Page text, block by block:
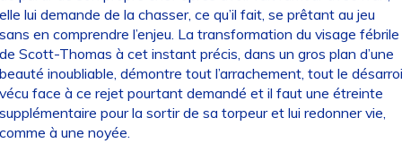
lui demande de la chasser, ce qu’il fait, se prêtant au jeu
en comprendre l’enjeu. La transformation du visage fébrile
Scott-Thomas à cet instant précis, dans un gros plan d’une
inoubliable, démontre tout l’arrachement, tout le désarroi
face à ce rejet pourtant demandé et il faut une étreinte
pour la sortir de sa torpeur et lui redonner vie,
à une noyée.